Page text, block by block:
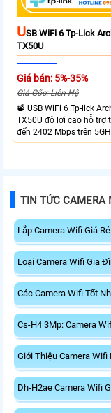
USB WiFi 6 Tp-Lick
TX50U
Giá bán: 5%-35%
Giá Gốc: Liên Hệ
📽 USB WiFi 6 Tp-lick
TX50U độ lợi cao hỗ trợ
đến 2402 Mbps trên
Mbps trên 2.4GHz mang
liệu nhanh, kết hợp
TIN TỨC CAMERA
Lắp Camera Wifi Giá Rẻ
Loại Camera Wifi Gia
Các Camera Wifi Tốt
Cs-H4 3Mp: Camera
Giới Thiệu Camera Wifi
Dh-H2ae Camera Wifi